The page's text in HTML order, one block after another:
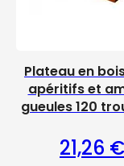
Plateau en
apéritifs et
gueules 120
21,26 €